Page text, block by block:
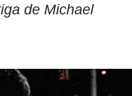
de Michael